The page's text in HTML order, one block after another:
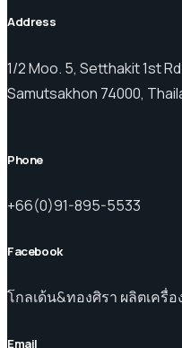
Address
1/2 Moo. 5, Setthakit 1st
Samutsakhon 74000,
Phone
+66(0)91-895-5533
Facebook
โกลเด้น&ทองศิรา ผลิตเครื่
Email